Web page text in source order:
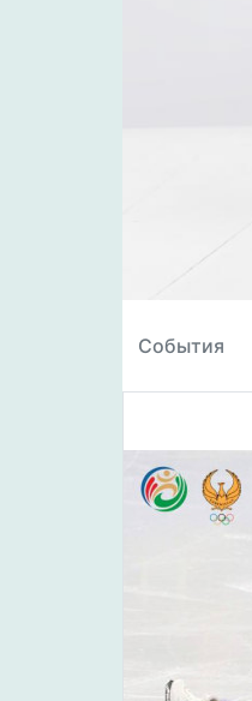
События